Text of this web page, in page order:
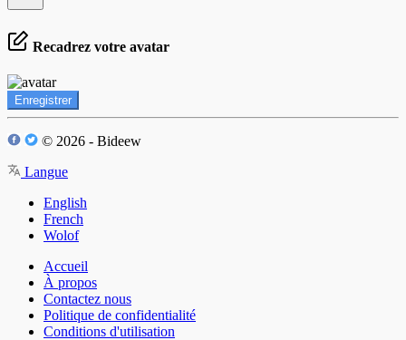
Recadrez votre avatar
Enregistrer
© 2026 - Bideew
Langue
English
French
Wolof
Accueil
À propos
Contactez nous
Politique de confidentialité
Conditions d'utilisation